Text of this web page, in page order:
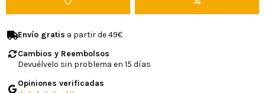
Envío gratis a partir de 49€
Cambios y Reembolsos
Devuélvelo sin problema en 15 días
Opiniones verificadas